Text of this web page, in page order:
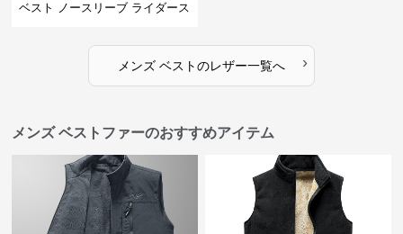
ベスト ノースリーブ ライダース
メンズ ベストのレザー一覧へ ›
メンズ ベストファーのおすすめアイテム